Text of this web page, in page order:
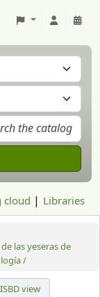
cloud Libraries
las yeseras de
/
view